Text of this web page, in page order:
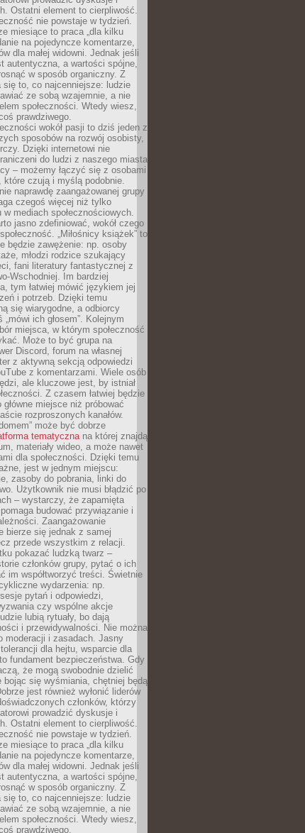
Ostatni element to cierpliwość.
nie powstaje w tydzień.
miesiące to praca „dla kilku
na pojedyncze komentarze,
dla małej widowni. Jednak jeśli
autentyczna, a wartości spójne,
w sposób organiczny. Z
się to, co najcenniejsze: ludzie
ze sobą wzajemnie, a nie
społeczności. Wtedy wiesz,
prawdziwego.
wokół pasji to dziś jeden z
sposobów na rozwój osobisty,
Dzięki internetowi nie
do ludzi z naszego miasta
– możemy łączyć się z osobami
które czują i myślą podobnie.
naprawdę zaangażowanej grupy
czegoś więcej niż tylko
w mediach społecznościowych.
jasno zdefiniować, wokół czego
„Miłośnicy książek” to
będzie zawężenie: np. osoby
młodzi rodzice szukający
fani literatury fantastycznej z
Wschodniej. Im bardziej
tym łatwiej mówić językiem jej
i potrzeb. Dzięki temu
się wiarygodne, a odbiorcy
ich głosem”. Kolejnym
miejsca, w którym społeczność
Może to być grupa na
Discord, forum na własnej
z aktywną sekcją odpowiedzi
z komentarzami. Wiele osób
ale kluczowe jest, by istniał
Z czasem łatwiej będzie
główne miejsce niż próbować
rozproszonych kanałów.
może być dobrze
tematycznana której znajdą
materiały wideo, a może nawet
dla społeczności. Dzięki temu
jest w jednym miejscu:
zasoby do pobrania, linki do
Użytkownik nie musi błądzić po
– wystarczy, że zapamięta
budować przywiązanie i
Zaangażowanie
bierze się jednak z samej
przede wszystkim z relacji.
pokazać ludzką twarz –
członków grupy, pytać o ich
im współtworzyć treści. Świetnie
wydarzenia: np.
pytań i odpowiedzi,
czy wspólne akcje
lubią rytuały, bo dają
i przewidywalności. Nie można
moderacji i zasadach. Jasny
dla hejtu, wsparcie dla
fundament bezpieczeństwa. Gdy
że mogą swobodnie dzielić
bojąc się wyśmiania, chętniej będą
jest również wyłonić liderów
członków, którzy
prowadzić dyskusje i
Ostatni element to cierpliwość.
nie powstaje w tydzień.
miesiące to praca „dla kilku
na pojedyncze komentarze,
dla małej widowni. Jednak jeśli
autentyczna, a wartości spójne,
w sposób organiczny. Z
się to, co najcenniejsze: ludzie
ze sobą wzajemnie, a nie
społeczności. Wtedy wiesz,
prawdziwego.